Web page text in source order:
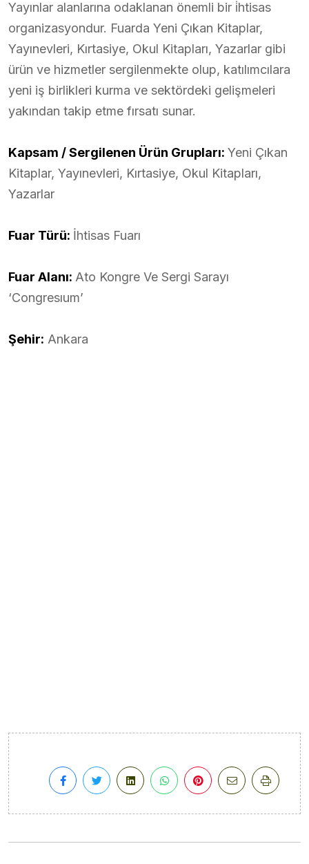
Yayınlar alanlarına odaklanan önemli bir i̇htisas
organizasyondur. Fuarda Yeni Çıkan Kitaplar,
Yayınevleri, Kırtasiye, Okul Kitapları, Yazarlar gibi
ürün ve hizmetler sergilenmekte olup, katılımcılara
yeni iş birlikleri kurma ve sektördeki gelişmeleri
yakından takip etme fırsatı sunar.
Kapsam / Sergilenen Ürün Grupları: Yeni Çıkan
Kitaplar, Yayınevleri, Kırtasiye, Okul Kitapları,
Yazarlar
Fuar Türü: İhtisas Fuarı
Fuar Alanı: Ato Kongre Ve Sergi Sarayı
‘Congresıum’
Şehir: Ankara